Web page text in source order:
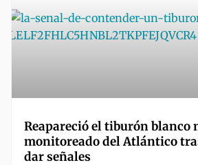
Reapareció el tiburón blanco
monitoreado del Atlántico
dar señales